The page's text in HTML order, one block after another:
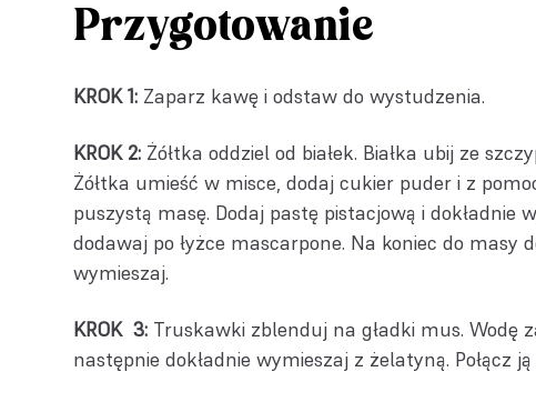
Przygotowanie
KROK 1: Zaparz kawę i odstaw do wystudzenia.
KROK 2: Żółtka oddziel od białek. Białka ubij ze
Żółtka umieść w misce, dodaj cukier puder i z
puszystą masę. Dodaj pastę pistacjową i dokładnie
dodawaj po łyżce mascarpone. Na koniec do masy
wymieszaj.
KROK 3: Truskawki zblenduj na gładki mus. Wodę
następnie dokładnie wymieszaj z żelatyną. Połącz